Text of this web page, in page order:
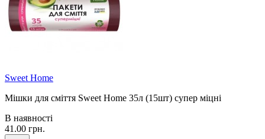
Sweet Home
Мішки для сміття Sweet Home 35л (15шт) супер міцні
В наявності
41.00 грн.